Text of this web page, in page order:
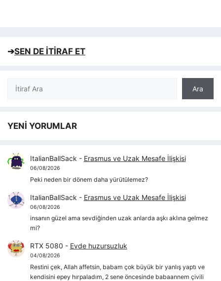
➔SEN DE İTİRAF ET
Ara
Ara
YENİ YORUMLAR
ItalianBallSack - Erasmus ve Uzak Mesafe İlişkisi
06/08/2026
Peki neden bir dönem daha yürütülemez?
ItalianBallSack - Erasmus ve Uzak Mesafe İlişkisi
06/08/2026
insanın güzel ama sevdiğinden uzak anlarda aşkı aklına gelmez
mi?
RTX 5080 - Evde huzursuzluk
04/08/2026
Restini çek, Allah affetsin, babam çok büyük bir yanlış yaptı ve
kendisini epey hırpaladım, 2 sene öncesinde babaannem çivili